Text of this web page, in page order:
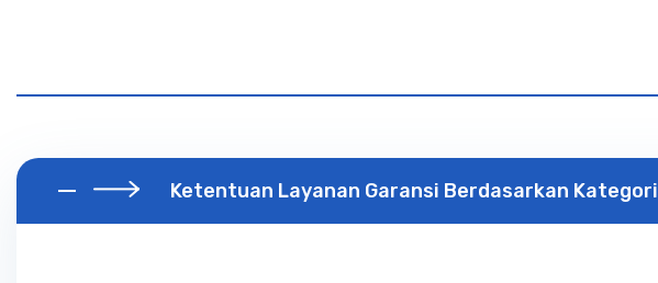
Ketentuan Layanan Garansi Berdasarkan Kategori